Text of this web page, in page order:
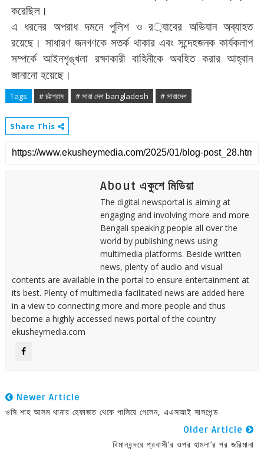
করেছিল।
এ
ধরনের অপরাধ দমনে পুলিশ ও র্যাবের অভিযান অব্যাহত
রয়েছে। সাধারণ জনগণকে সতর্ক থাকার এবং সন্দেহজনক কার্যকলাপ
সম্পর্কে আইনশৃঙ্খলা রক্ষাকারী বাহিনীকে অবহিত করার আহ্বান
জানানো হয়েছে।
Tags # চট্টগ্রাম # সারা দেশ bangladesh # সারাদেশ
Share This
About একুশে মিডিয়া
The digital newsportal is aiming at
engaging and involving more and more
Bengali speaking people all over the
world by publishing news using
multimedia platforms. Beside written
news, plenty of audio and visual
contents are available in the portal to ensure entertainment at
its best. Plenty of multimedia facilitated news are added here
in a view to connecting more and more people and thus
become a highly accessed news portal of the country
ekusheymedia.com
Newer Article
ওসি শাহ আলম থানার হেফাজত থেকে পালিয়ে গেলেন, এএসআই সাসপেন্ড
Older Article
বিমানবন্দরে প্রবাসী’র ওপর হামলা’র পর জরিমানা